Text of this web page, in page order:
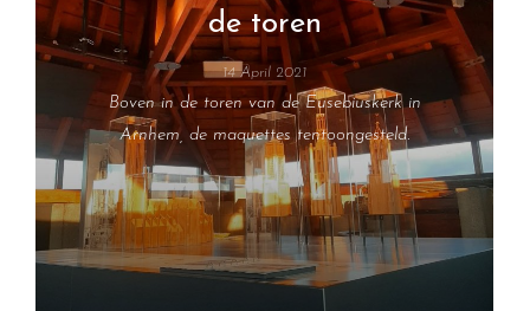
de toren
14 April 2021
Boven in de toren van de Eusebiuskerk in
Arnhem, de maquettes tentoongesteld.